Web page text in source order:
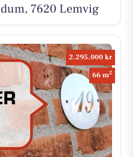
7620 Lemvig
2.295.000 kr
66 m2